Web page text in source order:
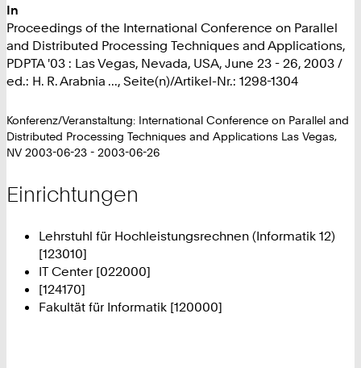
In
Proceedings of the International Conference on Parallel
and Distributed Processing Techniques and Applications,
PDPTA '03 : Las Vegas, Nevada, USA, June 23 - 26, 2003 /
ed.: H. R. Arabnia ..., Seite(n)/Artikel-Nr.: 1298-1304
Konferenz/Veranstaltung: International Conference on Parallel and
Distributed Processing Techniques and Applications Las Vegas,
NV 2003-06-23 - 2003-06-26
Einrichtungen
Lehrstuhl für Hochleistungsrechnen (Informatik 12)
[123010]
IT Center [022000]
[124170]
Fakultät für Informatik [120000]